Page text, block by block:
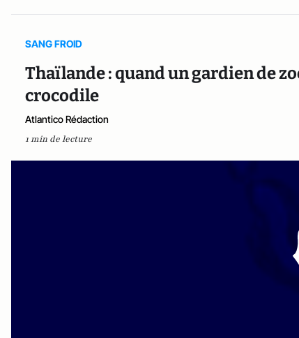
SANG FROID
Thaïlande : quand un gardien de
crocodile
Atlantico Rédaction
1 min de lecture